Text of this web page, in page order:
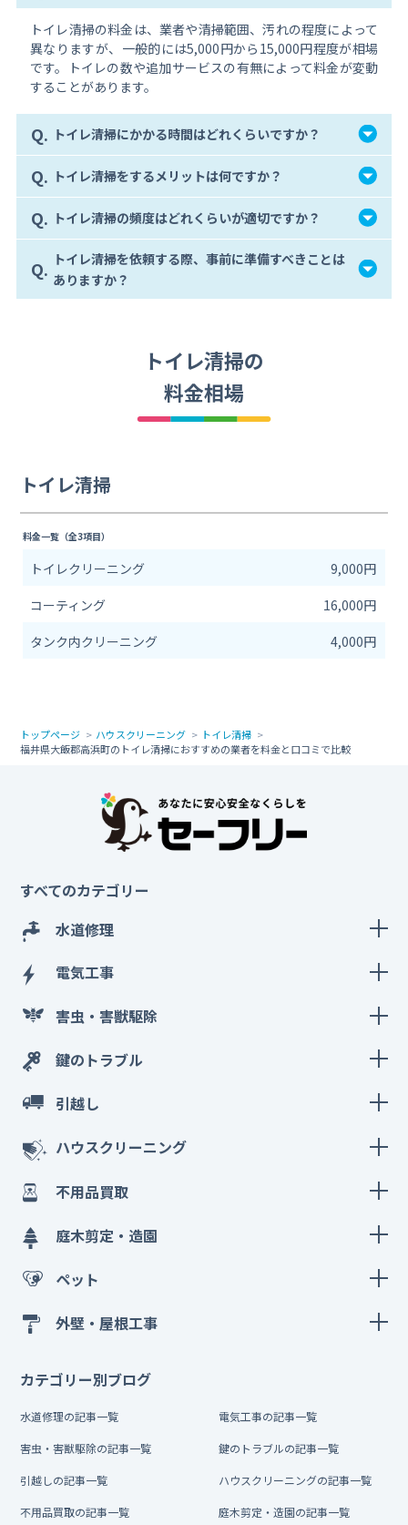
トイレ清掃の料金は、業者や清掃範囲、汚れの程度によって
異なりますが、一般的には5,000円から15,000円程度が相場
です。トイレの数や追加サービスの有無によって料金が変動
することがあります。
Q. トイレ清掃にかかる時間はどれくらいですか？
Q. トイレ清掃をするメリットは何ですか？
Q. トイレ清掃の頻度はどれくらいが適切ですか？
Q. トイレ清掃を依頼する際、事前に準備すべきことは
ありますか？
トイレ清掃の
料金相場
トイレ清掃
料金一覧（全3項目）
トイレクリーニング
9,000円
コーティング
16,000円
タンク内クリーニング
4,000円
トップページ ハウスクリーニング
トイレ清掃
福井県大飯郡高浜町のトイレ清掃におすすめの業者を料金と口コミで比較
すべてのカテゴリー
水道修理
電気工事
害虫・害獣駆除
鍵のトラブル
引越し
ハウスクリーニング
不用品買取
庭木剪定・造園
ペット
外壁・屋根工事
カテゴリー別ブログ
水道修理の記事一覧 電気工事の記事一覧
害虫・害獣駆除の記事一覧 鍵のトラブルの記事一覧
引越しの記事一覧 ハウスクリーニングの記事一覧
不用品買取の記事一覧 庭木剪定・造園の記事一覧